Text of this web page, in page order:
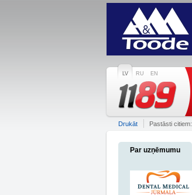
LV RU EN
Drukāt Pastāsti citiem:
Par uzņēmumu